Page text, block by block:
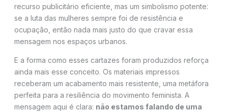
recurso publicitário eficiente, mas um simbolismo potente:
se a luta das mulheres sempre foi de resistência e
ocupação, então nada mais justo do que cravar essa
mensagem nos espaços urbanos.
E a forma como esses cartazes foram produzidos reforça
ainda mais esse conceito. Os materiais impressos
receberam um acabamento mais resistente, uma metáfora
perfeita para a resiliência do movimento feminista. A
mensagem aqui é clara: não estamos falando de uma